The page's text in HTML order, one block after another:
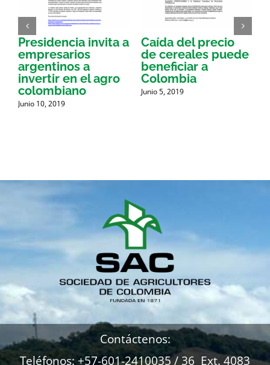
Presidencia invita a
empresarios
argentinos a
invertir en el agro
colombiano
Junio 10, 2019
Caída del precio
de cereales puede
beneficiar a
Colombia
Junio 5, 2019
Contáctenos:
Teléfonos: +57-601-2410035 / 36 Ext. 4083